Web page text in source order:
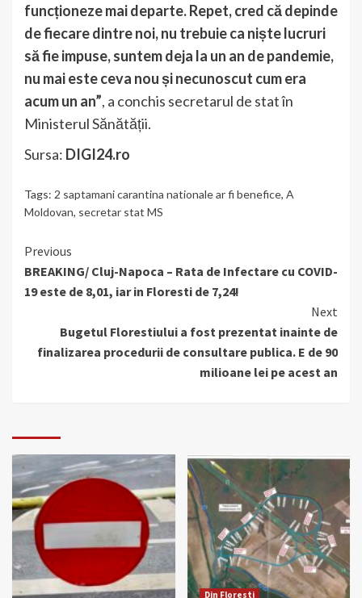
funcționeze mai departe. Repet, cred că depinde
de fiecare dintre noi, nu trebuie ca niște lucruri
să fie impuse, suntem deja la un an de pandemie,
nu mai este ceva nou și necunoscut cum era
acum un an”, a conchis secretarul de stat în
Ministerul Sănătății.
Sursa: DIGI24.ro
Tags: 2 saptamani carantina nationale ar fi benefice, A
Moldovan, secretar stat MS
Continue
Reading
Previous
BREAKING/ Cluj-Napoca – Rata de Infectare cu COVID-
19 este de 8,01, iar in Floresti de 7,24!
Next
Bugetul Florestiului a fost prezentat inainte de
finalizarea procedurii de consultare publica. E de 90
milioane lei pe acest an
Din Floresti